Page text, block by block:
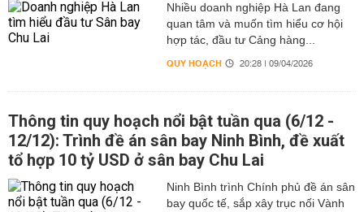
Nhiều doanh nghiệp Hà Lan đang
quan tâm và muốn tìm hiểu cơ hội
hợp tác, đầu tư Cảng hàng...
QUY HOẠCH 20:28 | 09/04/2026
Thông tin quy hoạch nổi bật tuần qua (6/12 -
12/12): Trình đề án sân bay Ninh Bình, đề xuất
tổ hợp 10 tỷ USD ở sân bay Chu Lai
Ninh Bình trình Chính phủ đề án sân
bay quốc tế, sắp xây trục nối Vành